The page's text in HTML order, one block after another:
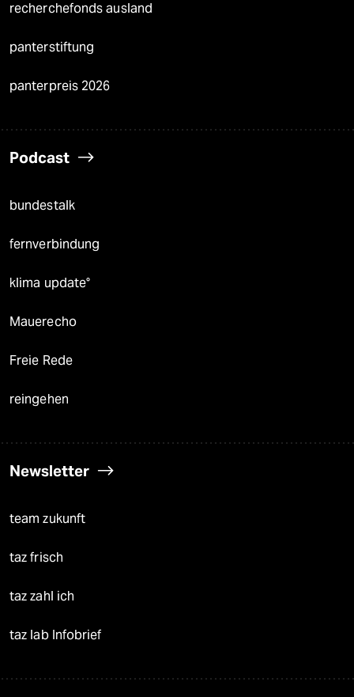
recherchefonds ausland
panterstiftung
panterpreis 2026
Podcast
bundestalk
fernverbindung
klima update°
Mauerecho
Freie Rede
reingehen
Newsletter
team zukunft
taz frisch
taz zahl ich
taz lab Infobrief